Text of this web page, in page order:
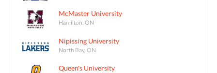
McMaster University
Hamilton, ON
Nipissing University
North Bay, ON
Queen's University